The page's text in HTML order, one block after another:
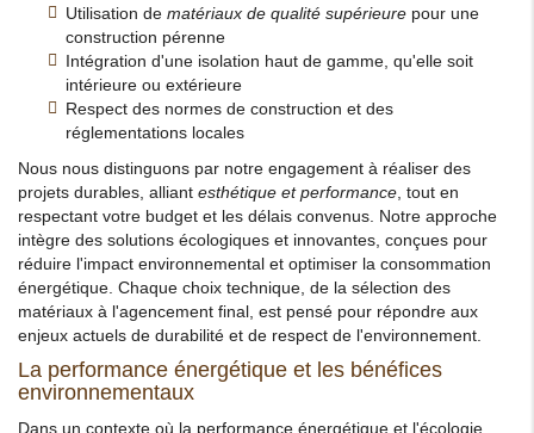
Utilisation de matériaux de qualité supérieure pour une
construction pérenne
Intégration d'une isolation haut de gamme, qu'elle soit
intérieure ou extérieure
Respect des normes de construction et des
réglementations locales
Nous nous distinguons par notre engagement à réaliser des
projets durables, alliant esthétique et performance , tout en
respectant votre budget et les délais convenus. Notre approche
intègre des solutions écologiques et innovantes, conçues pour
réduire l'impact environnemental et optimiser la consommation
énergétique. Chaque choix technique, de la sélection des
matériaux à l'agencement final, est pensé pour répondre aux
enjeux actuels de durabilité et de respect de l'environnement.
La performance énergétique et les bénéfices
environnementaux
Dans un contexte où la performance énergétique et l'écologie